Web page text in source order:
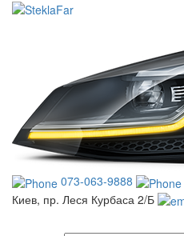
073-063-9888
Киев, пр. Леся Курбаса 2/Б